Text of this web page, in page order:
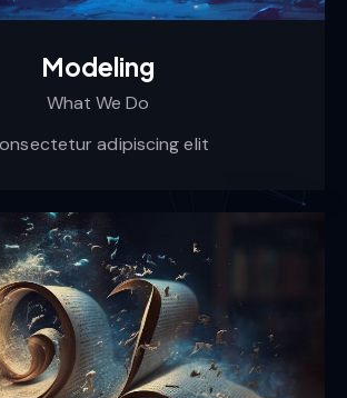
Modeling
What We Do
adipiscing elit